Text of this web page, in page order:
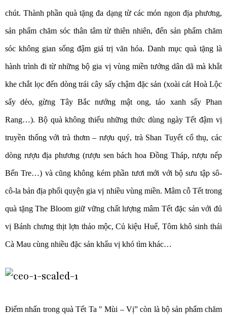
chút. Thành phần quà tặng đa dạng từ các món ngon địa phương,
sản phẩm chăm sóc thân tâm từ thiên nhiên, đến sản phẩm chăm
sóc không gian sống đậm giá trị văn hóa. Danh mục quà tặng là
hành trình đi từ những bộ gia vị vùng miền tưởng dân dã mà khắt
khe chắt lọc đến dòng trái cây sấy chậm đặc sản (xoài cát Hoà Lộc
sấy dẻo, gừng Tây Bắc nướng mật ong, táo xanh sấy Phan
Rang…). Bộ quà không thiếu những thức dùng ngày Tết đậm vị
truyền thống với trà thơm – rượu quý, trà Shan Tuyết cổ thụ, các
dòng rượu địa phương (rượu sen bách hoa Đồng Tháp, rượu nếp
Bến Tre…) và cũng không kém phần tươi mới với bộ sưu tập sô-
cô-la bản địa phối quyện gia vị nhiều vùng miền. Mâm cỗ Tết trong
quà tặng The Bloom giữ vững chất lượng mâm Tết đặc sản với đủ
vị Bánh chưng thịt lợn thảo mộc, Củ kiệu Huế, Tôm khô sinh thái
Cà Mau cùng nhiều đặc sản khẩu vị khó tìm khác…
Điểm nhấn trong quà Tết Ta " Mùi – Vị” còn là bộ sản phẩm chăm